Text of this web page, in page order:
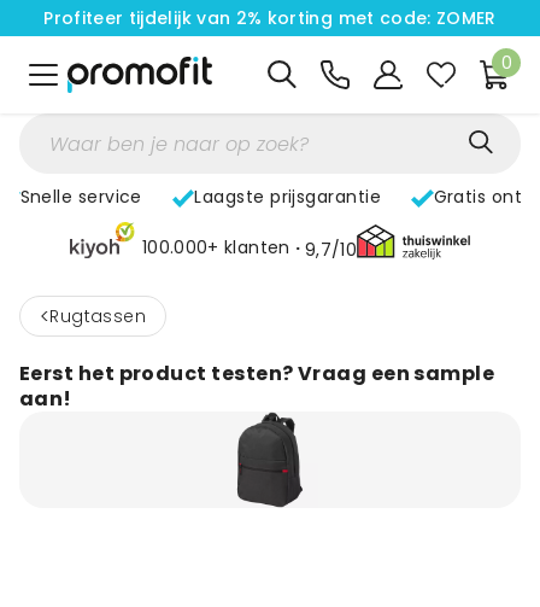
Profiteer tijdelijk van 2% korting met code: ZOMER
0
Snelle service Laagste prijsgarantie Gratis
100.000+ klanten 9,7/10
< Rugtassen
Eerst het product testen? Vraag een sample
aan!